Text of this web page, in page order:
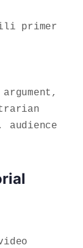
ili primer
argument,
audience